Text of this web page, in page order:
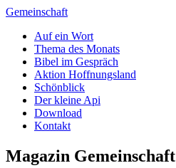
Zum
springen
Gemeinschaft
Auf ein Wort
Thema des Monats
Bibel im Gespräch
Aktion Hoffnungsland
Schönblick
Der kleine Api
Download
Kontakt
Magazin Gemeinschaft